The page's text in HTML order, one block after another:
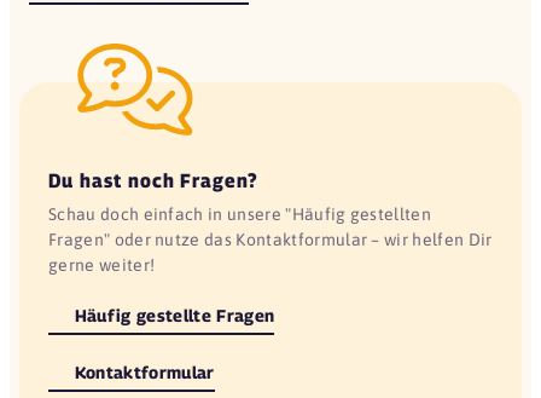
Du hast noch Fragen?
Schau doch einfach in unsere "Häufig gestellten
Fragen" oder nutze das Kontaktformular – wir helfen Dir
gerne weiter!
Häufig gestellte Fragen
Kontaktformular